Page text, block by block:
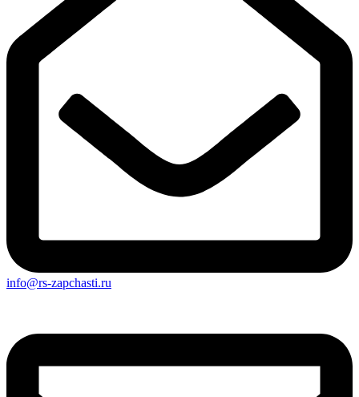
info@rs-zapchasti.ru